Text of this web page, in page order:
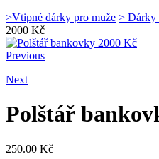
>Vtipné dárky pro muže > Dárky
2000 Kč
Previous
Next
Polštář
250.00 Kč